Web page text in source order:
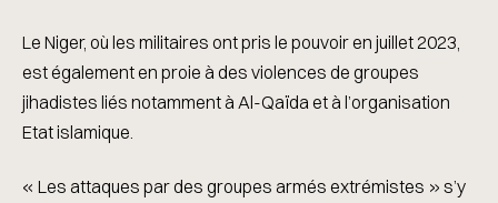
Le Niger, où les militaires ont pris le pouvoir en juillet 2023,
est également en proie à des violences de groupes
jihadistes liés notamment à Al-Qaïda et à l’organisation
Etat islamique.
« Les attaques par des groupes armés extrémistes » s’y